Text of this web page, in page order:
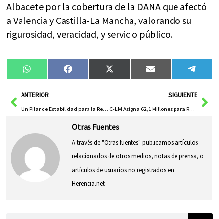
Albacete por la cobertura de la DANA que afectó
a Valencia y Castilla-La Mancha, valorando su
rigurosidad, veracidad, y servicio público.
Compartir
en
WhatsAppCompartir
en
FacebookCompartir
en
X
(Twitter)
Compartir
en
Email
en
AntANTERIOR
Un Pilar de Estabilidad para la Región: Estrategias de Desarrollo Sostenible
SIGUIENTE
C-LM Asigna 62,1 Millones para Reforzar Medios Aéreos en la Lucha Contra Incendios Forestales
Otras Fuentes
A través de "Otras fuentes" publicamos artículos
relacionados de otros medios, notas de prensa, o
artículos de usuarios no registrados en
Herencia.net